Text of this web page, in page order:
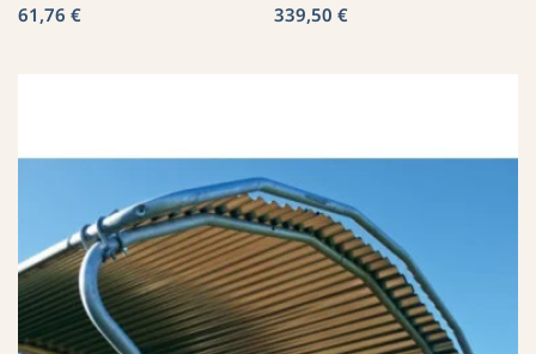
61,76 € 339,50 €